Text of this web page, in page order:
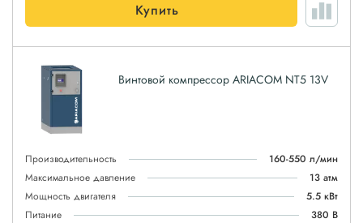
Купить
Винтовой компрессор ARIACOM NT5 13V
Производительность
160-550 л/мин
Максимальное давление
13 атм
Мощность двигателя
5.5 кВт
Питание
380 В